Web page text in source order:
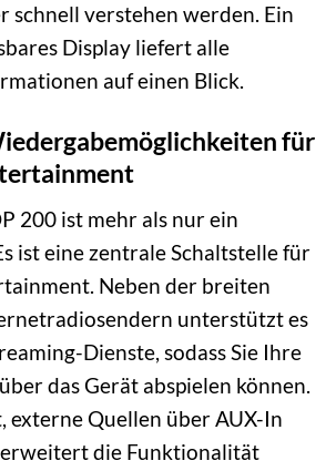
schnell verstehen werden. Ein
Display liefert alle
auf einen Blick.
für
200 ist mehr als nur ein
ist eine zentrale Schaltstelle für
Neben der breiten
unterstützt es
Dienste, sodass Sie Ihre
das Gerät abspielen können.
externe Quellen über AUX-In
die Funktionalität